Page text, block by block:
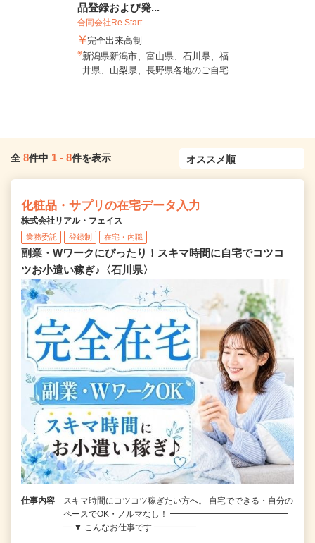
品登録および発...
合同会社Re Start
完全出来高制
新潟県新潟市、富山県、石川県、福
井県、山梨県、長野県各地のご自宅...
全 8件中 1 - 8件を表示
化粧品・サプリの在宅データ入力
株式会社リアル・フェイス
業務委託 登録制 在宅・内職
副業・Wワークにぴったり！スキマ時間に自宅でコツコ
ツお小遣い稼ぎ♪〈石川県〉
仕事内容
スキマ時間にコツコツ稼ぎたい方へ。 自宅でできる・自分の
ペースでOK・ノルマなし！ ━━━━━━━━━━━━━━
━ ▼ こんなお仕事です ━━━━━…